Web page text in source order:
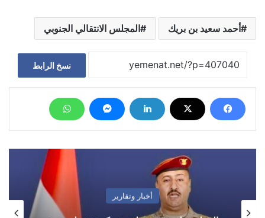
أحمد سعيد بن بريك المجلس الانتقالي الجنوبي
نسخ الرابط
أخبار وتقارير